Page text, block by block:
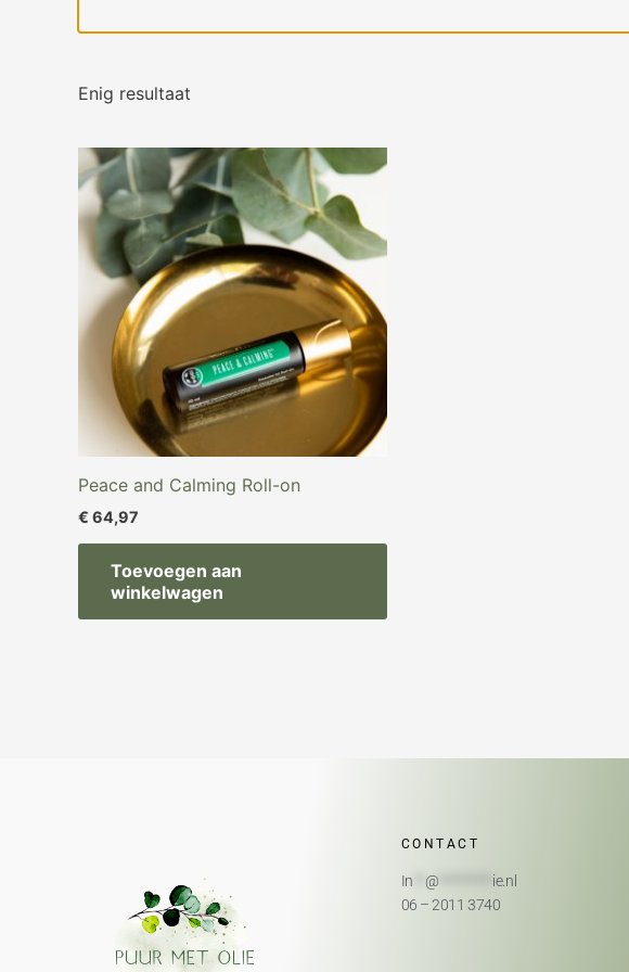
Enig resultaat
Peace and Calming Roll-on
€ 64,97
Toevoegen aan
winkelwagen
CONTACT
In @
ie.nl
06 – 2011 3740